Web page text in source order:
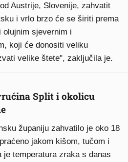
Austrije, Slovenije, zahvatit
i vrlo brzo će se širiti prema
sjevernim i
koji će donositi veliku
velike štete", zaključila je.
Split i okolicu
županiju zahvatilo je oko 18
jakom kišom, tučom i
je temperatura zraka s danas